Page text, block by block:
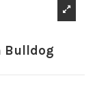
Bulldog